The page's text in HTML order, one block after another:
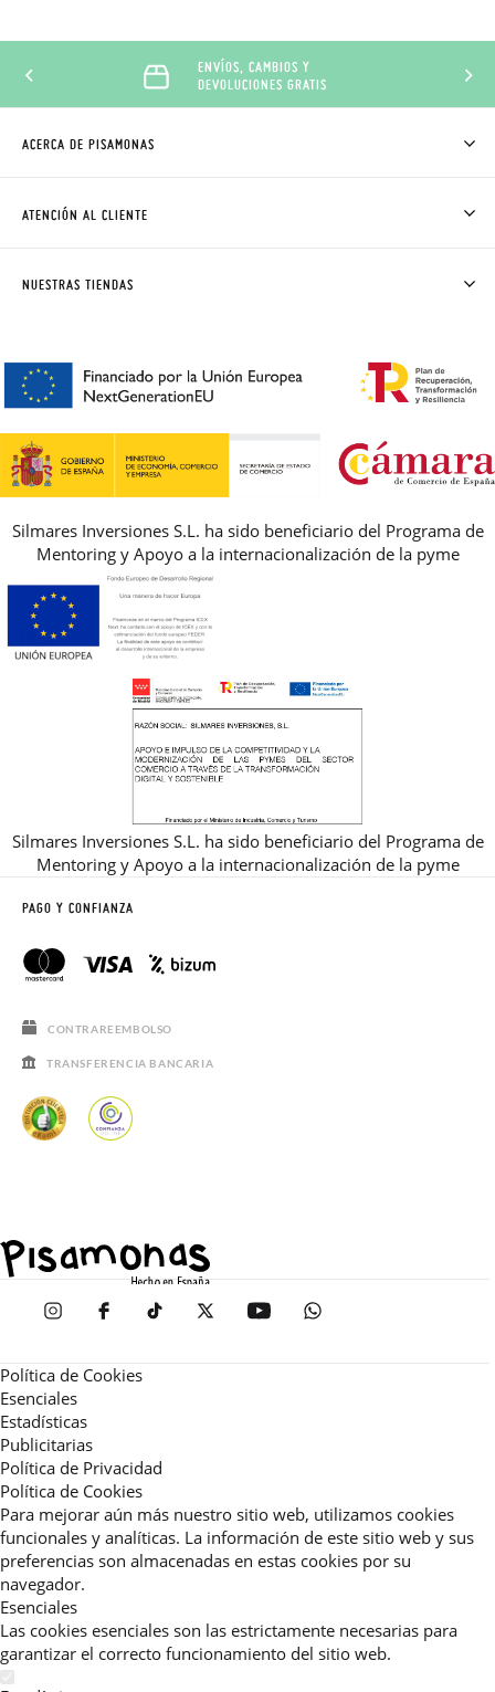
ENVÍOS, CAMBIOS Y
DEVOLUCIONES GRATIS
ACERCA DE PISAMONAS
CÓMO COMPRAR
AVISO LEGAL, PRIVACIDAD Y COOKIES
REBAJAS
ATENCIÓN AL CLIENTE
PREGUNTAS FRECUENTES
NUESTRAS TIENDAS
Silmares Inversiones S.L. ha sido beneficiario del Programa de
Mentoring y Apoyo a la internacionalización de la pyme
Silmares Inversiones S.L. ha sido beneficiario del Programa de
Mentoring y Apoyo a la internacionalización de la pyme
PAGO Y CONFIANZA
CONTRAREEMBOLSO
TRANSFERENCIA BANCARIA
Política de Cookies
Esenciales
Estadísticas
Publicitarias
Política de Privacidad
Política de Cookies
Para mejorar aún más nuestro sitio web, utilizamos cookies
funcionales y analíticas. La información de este sitio web y sus
preferencias son almacenadas en estas cookies por su
navegador.
Esenciales
Las cookies esenciales son las estrictamente necesarias para
garantizar el correcto funcionamiento del sitio web.